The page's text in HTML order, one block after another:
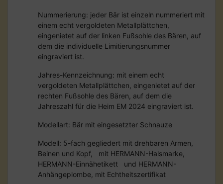
Nummerierung: jeder Bär ist einzeln nummeriert mit
einem echt vergoldeten Metallplättchen,
eingenietet auf der linken Fußsohle des Bären, auf
dem die individuelle Limitierungsnummer
eingraviert ist.
Jahres-Kennzeichnung: mit einem echt
vergoldeten Metallplättchen, eingenietet auf der
rechten Fußsohle des Bären, auf dem die
Jahreszahl für die Heim EM 2024 eingraviert ist.
Modellart: Bär mit eingesetzter Schnauze
Modell: 5-fach gegliedert mit drehbaren Armen,
Beinen und Kopf, mit HERMANN-Halsmarke,
HERMANN-Einnähetikett und HERMANN-
Anhängeplombe, mit Echtheitszertifikat